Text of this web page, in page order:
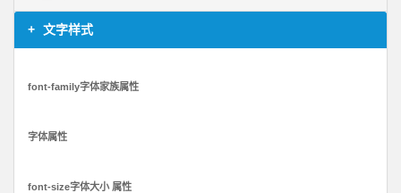
文字样式
font-family字体家族属性
字体属性
font-size字体大小 属性